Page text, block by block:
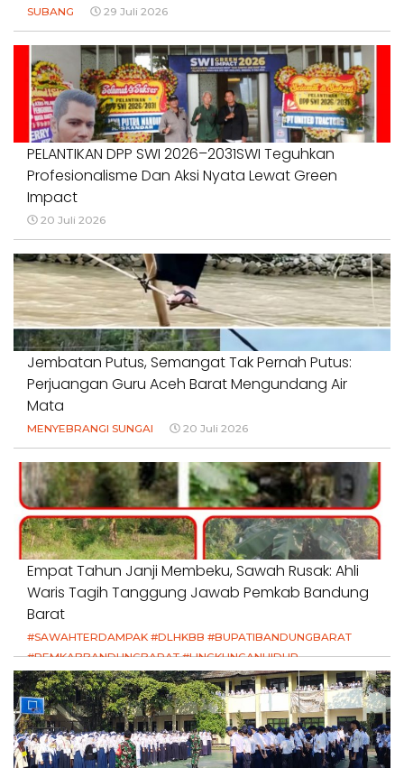
SUBANG 29 Juli 2026
PELANTIKAN DPP SWI 2026–2031SWI Teguhkan
Profesionalisme Dan Aksi Nyata Lewat Green
Impact
20 Juli 2026
Jembatan Putus, Semangat Tak Pernah Putus:
Perjuangan Guru Aceh Barat Mengundang Air
Mata
MENYEBRANGI SUNGAI 20 Juli 2026
Empat Tahun Janji Membeku, Sawah Rusak: Ahli
Waris Tagih Tanggung Jawab Pemkab Bandung
Barat
#SAWAHTERDAMPAK #DLHKBB #BUPATIBANDUNGBARAT
#PEMKABBANDUNGBARAT #LINGKUNGANHIDUP
#HAKPETANI #KEADILANUNTUKPETANI
#NORMALISASISALURAN #IRIGASIRUSAK
#DUGAANPENCEMARAN #AKUNTABILITASPEMERINTAH
18 Juli 2026